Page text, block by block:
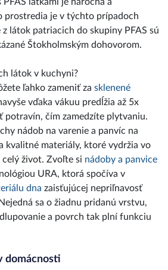
látkami je náročná a
prostredia je v týchto prípadoch
látok patriacich do skupiny PFAS sú
Štokholmským dohovorom.
látok v kuchyni?
ľahko zameniť za sklenené
vďaka vákuu predĺžia až 5x
potravín, čím zamedzíte plytvaniu.
nádob na varenie a panvíc na
kvalitné materiály, ktoré vydržia vo
život. Zvoľte si nádoby a panvice
URA, ktorá spočíva v
dna zaisťujúcej nepriľnavosť
sa o žiadnu pridanú vrstvu,
a povrch tak plní funkciu
domácnosti